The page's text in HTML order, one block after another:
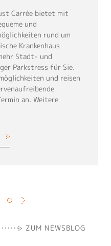
Carrée bietet mit
und
rund um
Krankenhaus
Stadt- und
Parkstress für Sie.
und reisen
an. Weitere
ZUM NEWSBLOG